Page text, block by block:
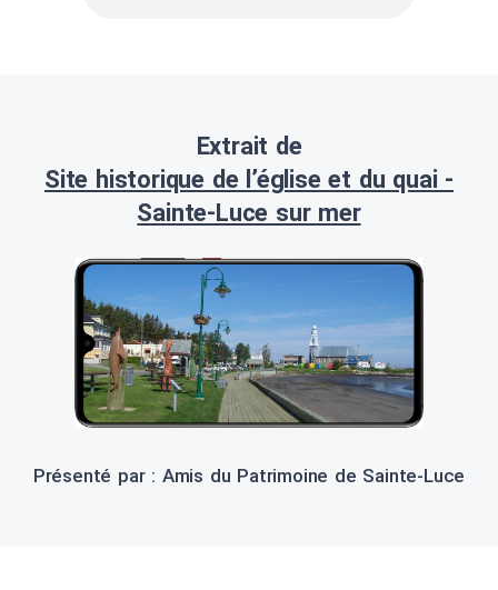
Extrait de
Site historique de l’église et du quai -
Sainte-Luce sur mer
Présenté par : Amis du Patrimoine de Sainte-Luce